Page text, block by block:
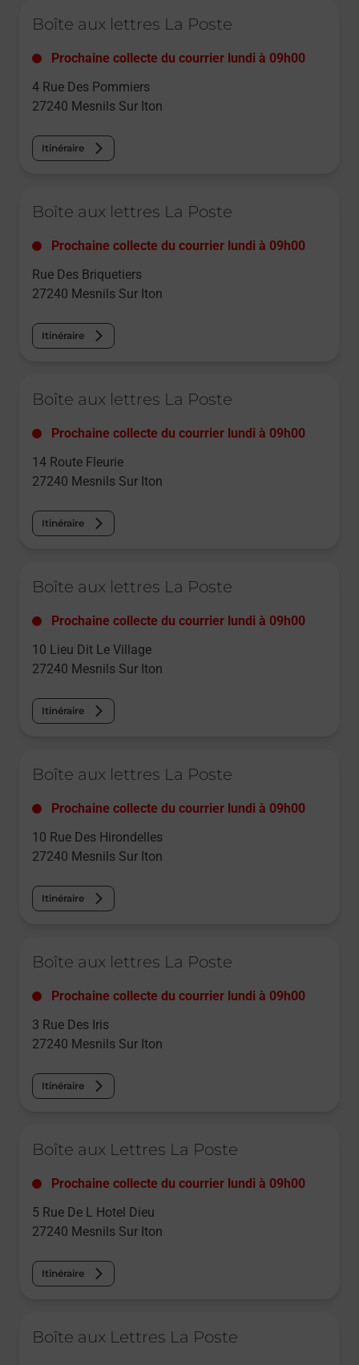
Boîte aux lettres La Poste
Prochaine collecte du courrier lundi à 09h00
4 Rue Des Pommiers
27240 Mesnils Sur Iton
Itinéraire
Boîte aux lettres La Poste
Prochaine collecte du courrier lundi à 09h00
Rue Des Briquetiers
27240 Mesnils Sur Iton
Itinéraire
Boîte aux lettres La Poste
Prochaine collecte du courrier lundi à 09h00
14 Route Fleurie
27240 Mesnils Sur Iton
Itinéraire
Boîte aux lettres La Poste
Prochaine collecte du courrier lundi à 09h00
10 Lieu Dit Le Village
27240 Mesnils Sur Iton
Itinéraire
Boîte aux lettres La Poste
Prochaine collecte du courrier lundi à 09h00
10 Rue Des Hirondelles
27240 Mesnils Sur Iton
Itinéraire
Boîte aux lettres La Poste
Prochaine collecte du courrier lundi à 09h00
3 Rue Des Iris
27240 Mesnils Sur Iton
Itinéraire
Boîte aux Lettres La Poste
Prochaine collecte du courrier lundi à 09h00
5 Rue De L Hotel Dieu
27240 Mesnils Sur Iton
Itinéraire
Boîte aux Lettres La Poste